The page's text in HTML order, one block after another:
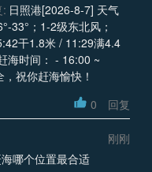
: 日照港[2026-8-7] 天气
33°；1-2级东北风；
干1.8米 / 11:29满4.4
海时间： - 16:00 ~
祝你赶海愉快！
0 回复
刚刚
哪个位置最合适